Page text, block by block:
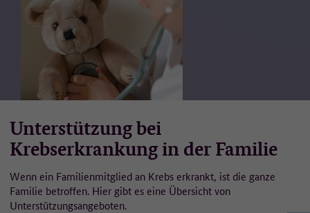
Unterstützung bei
Krebserkrankung in der Familie
Wenn ein Familienmitglied an Krebs erkrankt, ist die ganze
Familie betroffen. Hier gibt es eine Übersicht von
Unterstützungsangeboten.